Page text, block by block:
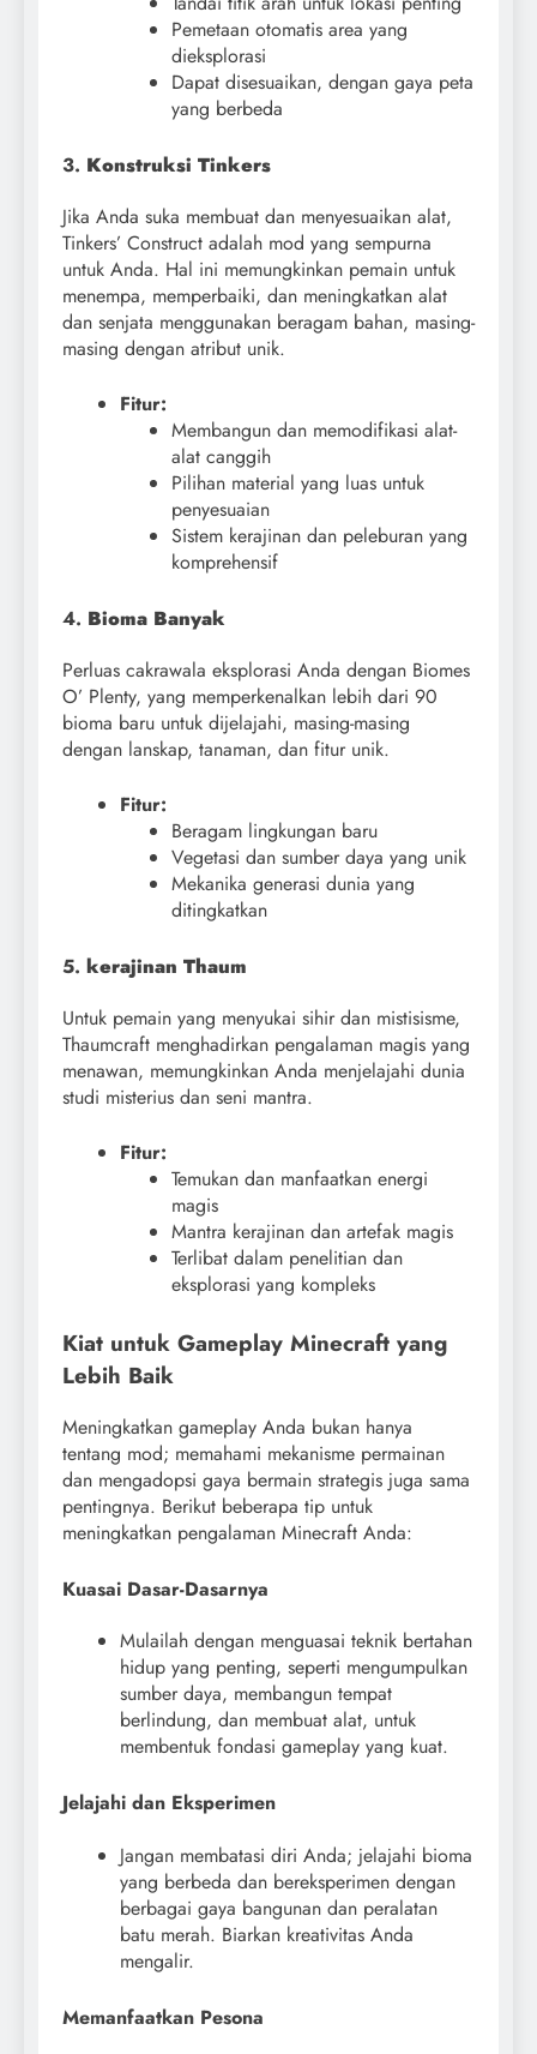
Pemetaan otomatis area yang
dieksplorasi
Dapat disesuaikan, dengan gaya peta
yang berbeda
3. Konstruksi Tinkers
Jika Anda suka membuat dan menyesuaikan alat,
Tinkers’ Construct adalah mod yang sempurna
untuk Anda. Hal ini memungkinkan pemain untuk
menempa, memperbaiki, dan meningkatkan alat
dan senjata menggunakan beragam bahan, masing-
masing dengan atribut unik.
Fitur:
Membangun dan memodifikasi alat-
alat canggih
Pilihan material yang luas untuk
penyesuaian
Sistem kerajinan dan peleburan yang
komprehensif
4. Bioma Banyak
Perluas cakrawala eksplorasi Anda dengan Biomes
O’ Plenty, yang memperkenalkan lebih dari 90
bioma baru untuk dijelajahi, masing-masing
dengan lanskap, tanaman, dan fitur unik.
Fitur:
Beragam lingkungan baru
Vegetasi dan sumber daya yang unik
Mekanika generasi dunia yang
ditingkatkan
5. kerajinan Thaum
Untuk pemain yang menyukai sihir dan mistisisme,
Thaumcraft menghadirkan pengalaman magis yang
menawan, memungkinkan Anda menjelajahi dunia
studi misterius dan seni mantra.
Fitur:
Temukan dan manfaatkan energi
magis
Mantra kerajinan dan artefak magis
Terlibat dalam penelitian dan
eksplorasi yang kompleks
Kiat untuk Gameplay Minecraft yang
Lebih Baik
Meningkatkan gameplay Anda bukan hanya
tentang mod; memahami mekanisme permainan
dan mengadopsi gaya bermain strategis juga sama
pentingnya. Berikut beberapa tip untuk
meningkatkan pengalaman Minecraft Anda:
Kuasai Dasar-Dasarnya
Mulailah dengan menguasai teknik bertahan
hidup yang penting, seperti mengumpulkan
sumber daya, membangun tempat
berlindung, dan membuat alat, untuk
membentuk fondasi gameplay yang kuat.
Jelajahi dan Eksperimen
Jangan membatasi diri Anda; jelajahi bioma
yang berbeda dan bereksperimen dengan
berbagai gaya bangunan dan peralatan
batu merah. Biarkan kreativitas Anda
mengalir.
Memanfaatkan Pesona